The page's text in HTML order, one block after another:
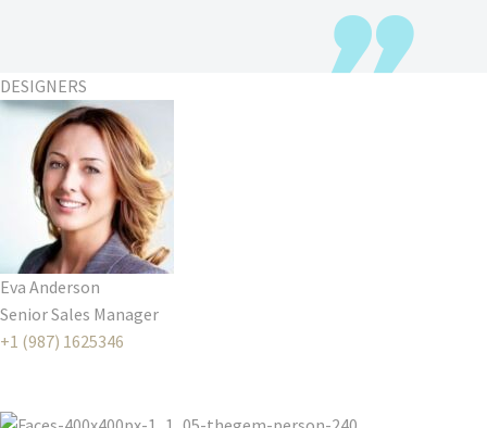
DESIGNERS
Eva Anderson
Senior Sales Manager
+1 (987) 1625346